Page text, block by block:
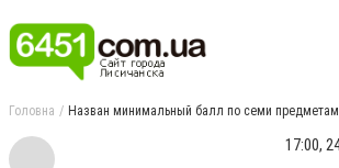
Головна Назван минимальный балл по семи
17:00,